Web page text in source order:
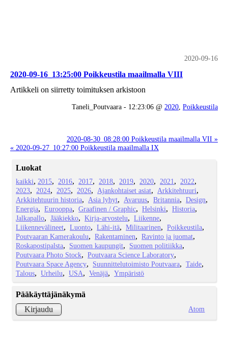
2020-09-16
2020-09-16_13:25:00 Poikkeustila maailmalla VIII
Artikkeli on siirretty toimituksen arkistoon
Taneli_Poutvaara - 12:23:06 @ 2020 Poikkeustila
2020-08-30_08:28:00 Poikkeustila maailmalla VII »
« 2020-09-27_10:27:00 Poikkeustila maailmalla IX
Luokat
kaikki 2015 2016 2017 2018 2019 2020 2021
2022
2023
2024 2025 2026 Ajankohtaiset asiat
Arkkitehtuuri
Arkkitehtuurin historia
Asia lyhyt Avaruus Britannia
Design
Energia
Eurooppa Graafinen / Graphic Helsinki
Historia
Jalkapallo
Jääkiekko Kirja-arvostelu
Liikenne
Liikennevälineet
Luonto Lähi-itä Militaarinen
Poikkeustila
Poutvaaran Kamerakoulu
Rakentaminen
Ravinto ja juomat
Roskapostipalsta
Suomen kaupungit
Suomen politiikka
Poutvaara Photo Stock
Poutvaara Science Laboratory
Poutvaara Space Agency
Suunnittelutoimisto Poutvaara
Taide
Talous
Urheilu USA Venäjä Ympäristö
Pääkäyttäjänäkymä
Kirjaudu
Atom